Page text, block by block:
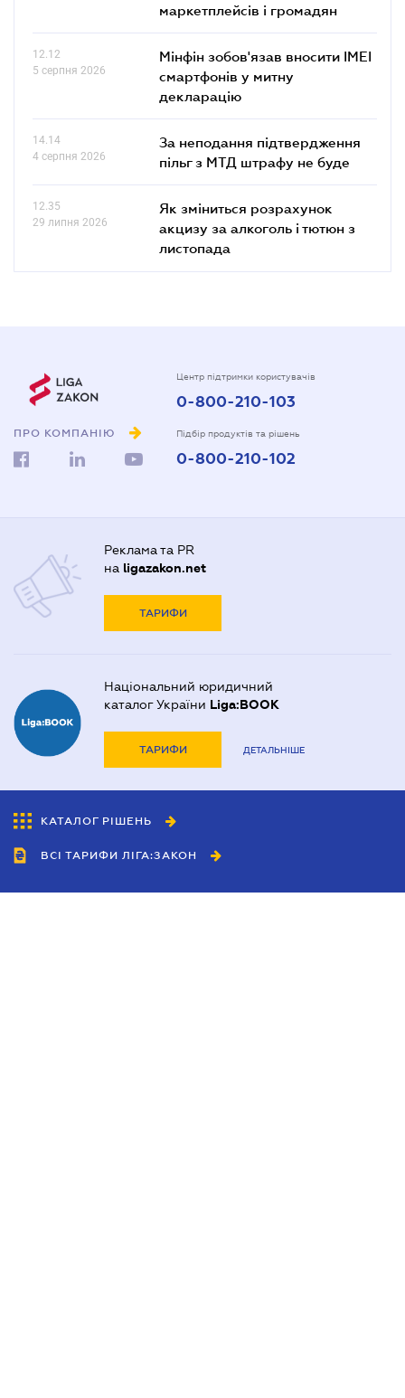
маркетплейсів і громадян
12.12
5 серпня 2026
Мінфін зобов'язав вносити IMEI
смартфонів у митну
декларацію
14.14
4 серпня 2026
За неподання підтвердження
пільг з МТД штрафу не буде
12.35
29 липня 2026
Як зміниться розрахунок
акцизу за алкоголь і тютюн з
листопада
ПРО КОМПАНІЮ
Центр підтримки користувачів
0-800-210-103
Підбір продуктів та рішень
0-800-210-102
Реклама та PR
на ligazakon.net
ТАРИФИ
Національний юридичний
каталог України Liga:BOOK
ТАРИФИ ДЕТАЛЬНІШЕ
КАТАЛОГ РІШЕНЬ
ВСІ ТАРИФИ ЛІГА:ЗАКОН